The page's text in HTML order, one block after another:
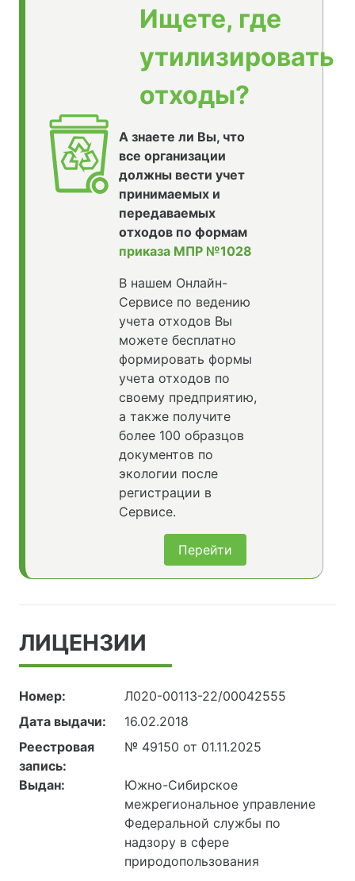
Ищете, где
утилизировать
отходы?
А знаете ли Вы, что
все организации
должны вести учет
принимаемых и
передаваемых
отходов по формам
приказа МПР №1028
В нашем Онлайн-
Сервисе по ведению
учета отходов Вы
можете бесплатно
формировать формы
учета отходов по
своему предприятию,
а также получите
более 100 образцов
документов по
экологии после
регистрации в
Сервисе.
Перейти
ЛИЦЕНЗИИ
Номер:
Л020-00113-22/00042555
Дата выдачи:
16.02.2018
Реестровая
запись:
№ 49150 от 01.11.2025
Выдан:
Южно-Сибирское
межрегиональное управление
Федеральной службы по
надзору в сфере
природопользования